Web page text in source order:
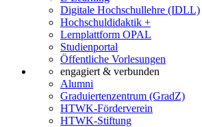
Digitale Hochschullehre (IDLL)
Hochschuldidaktik +
Lernplattform OPAL
Studienportal
Öffentliche Vorlesungen
engagiert & verbunden
Alumni
Graduiertenzentrum (GradZ)
HTWK-Förderverein
HTWK-Stiftung